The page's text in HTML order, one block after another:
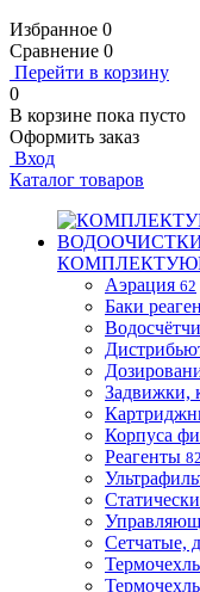
Избранное 0
Сравнение 0
Перейти в корзину
0
В корзине пока пусто
Оформить заказ
Вход
Каталог товаров
Аэрация 62
Баки
Задвижки,
Корпуса
Реагенты 82
Сетчатые,